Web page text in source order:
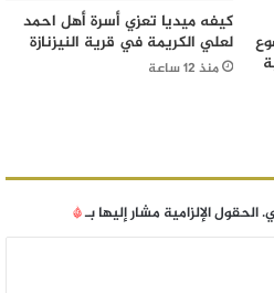
كيفه ميديا تعزي أسرة أهل احمد
لعلي الكريمة في قرية النيزنازة
منذ 12 ساعة
الحقول الإلزامية مشار إليها بـ*